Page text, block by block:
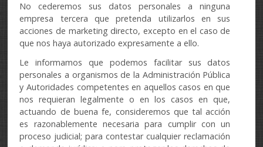
No cederemos sus datos personales a ninguna
empresa tercera que pretenda utilizarlos en sus
acciones de marketing directo, excepto en el caso de
que nos haya autorizado expresamente a ello.
Le informamos que podemos facilitar sus datos
personales a organismos de la Administración Pública
y Autoridades competentes en aquellos casos en que
nos requieran legalmente o en los casos en que,
actuando de buena fe, consideremos que tal acción
es razonablemente necesaria para cumplir con un
proceso judicial; para contestar cualquier reclamación